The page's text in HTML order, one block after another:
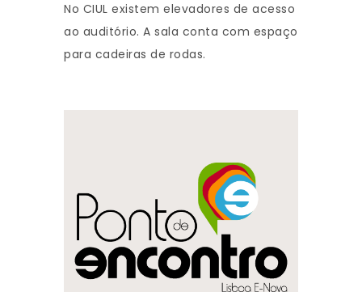
No CIUL existem elevadores de acesso
ao auditório. A sala conta com espaço
para cadeiras de rodas.